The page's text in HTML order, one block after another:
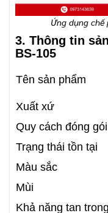
Ứng dụng chế
3. Thông tin
BS-105
Tên sản phẩm
Xuất xứ
Quy cách đóng gói
Trạng thái tồn tại
Màu sắc
Mùi
Khả năng tan trong